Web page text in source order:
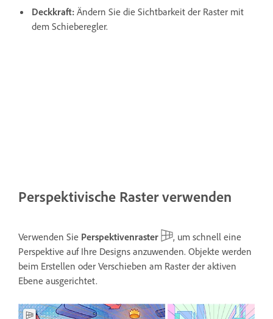
Deckkraft: Ändern Sie die Sichtbarkeit der Raster mit
dem Schieberegler.
Perspektivische Raster verwenden
Verwenden Sie Perspektivenraster
, um schnell eine
Perspektive auf Ihre Designs anzuwenden. Objekte werden
beim Erstellen oder Verschieben am Raster der aktiven
Ebene ausgerichtet.